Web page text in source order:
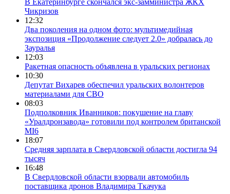
Чикризов
12:32
Два поколения на одном фото: мультимедийная
экспозиция «Продолжение следует 2.0» добралась до
Зауралья
12:03
Ракетная опасность объявлена в уральских регионах
10:30
Депутат Вихарев обеспечил уральских волонтеров
материалами для СВО
08:03
Подполковник Иванников: покушение на главу
«Уралдронзавода» готовили под контролем британской
MI6
18:07
Средняя зарплата в Свердловской области достигла 94
тысяч
16:48
В Свердловской области взорвали автомобиль
поставщика дронов Владимира Ткачука